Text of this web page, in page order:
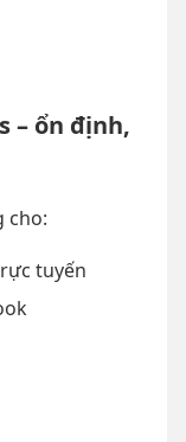
– ổn định,
cho:
tuyến